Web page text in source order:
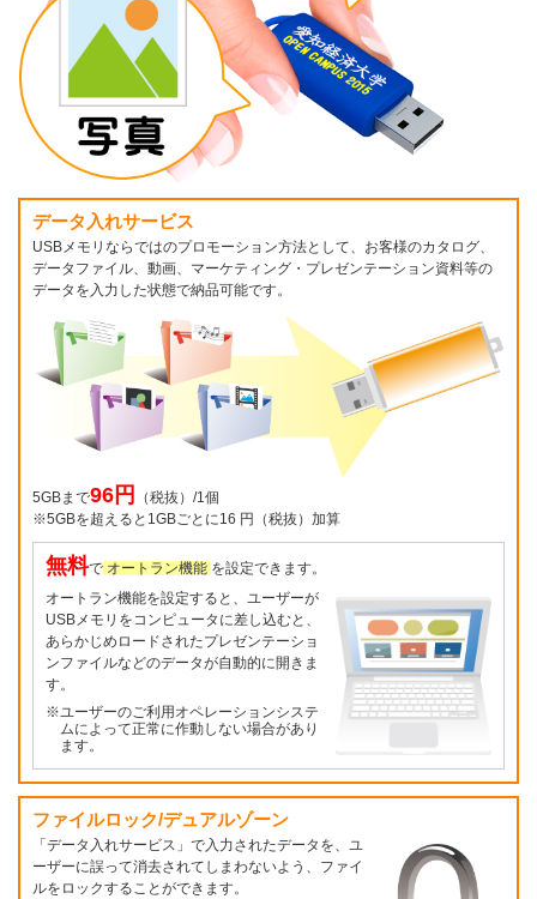
データ入れサービス
USBメモリならではのプロモーション方法として、お客様のカタログ、
データファイル、動画、マーケティング・プレゼンテーション資料等の
データを入力した状態で納品可能です。
5GBまで96円
（税抜）/1個
※5GBを超えると1GBごとに16 円（税抜）加算
無料で オートラン機能 を設定できます。
オートラン機能を設定すると、ユーザーが
USBメモリをコンピュータに差し込むと、
あらかじめロードされたプレゼンテーショ
ンファイルなどのデータが自動的に開きま
す。
※ユーザーのご利用オペレーションシステ
ムによって正常に作動しない場合があり
ます。
ファイルロック/デュアルゾーン
「データ入れサービス」で入力されたデータを、ユ
ーザーに誤って消去されてしまわないよう、ファイ
ルをロックすることができます。